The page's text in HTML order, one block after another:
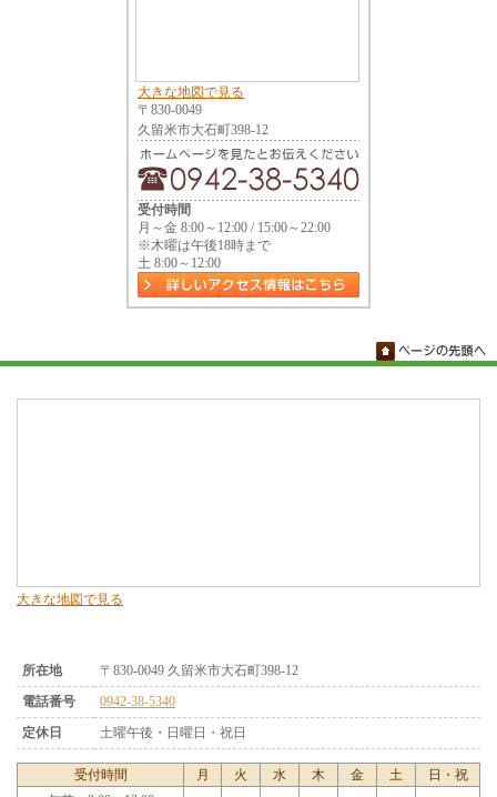
大きな地図で見る
〒830-0049
久留米市大石町398-12
受付時間
月～金 8:00～12:00 / 15:00～22:00
※木曜は午後18時まで
土 8:00～12:00
大きな地図で見る
所在地
〒830-0049 久留米市大石町398-12
電話番号
0942-38-5340
定休日
土曜午後・日曜日・祝日
受付時間 月 火 水 木 金 土
日・祝